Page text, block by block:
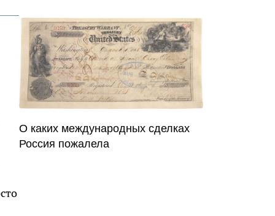
О каких международных сделках
Россия пожалела